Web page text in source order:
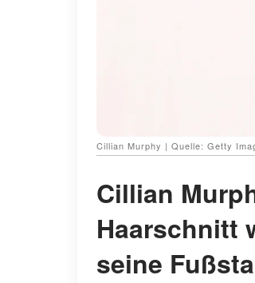
Cillian Murphy | Quelle: Getty
Cillian
Haarschnitt
seine